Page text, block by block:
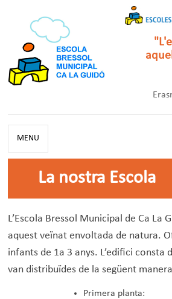
MENU
La nostra Escola
L’Escola Bressol Municipal de Ca La
aquest veïnat envoltada de natura.
infants de 1a 3 anys. L’edifici consta
van distribuïdes de la següent
Primera planta: